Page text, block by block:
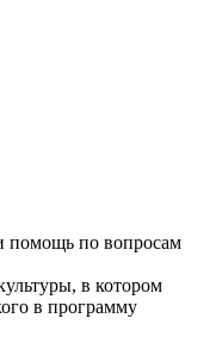
помощь по вопросам
в котором
в программу